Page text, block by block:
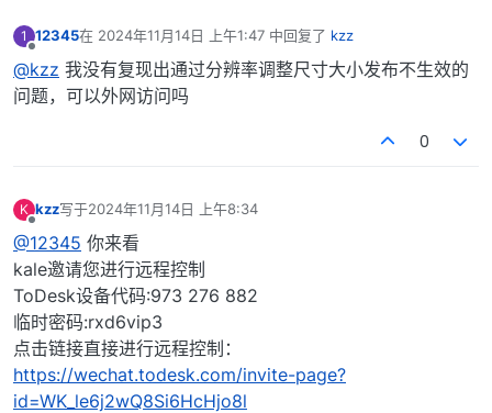
1 12345在 2024年11月14日 上午1:47 中回复了 kzz
最后由 编辑
@kzz 我没有复现出通过分辨率调整尺寸大小发布不生效的
问题，可以外网访问吗
0
K kzz写于2024年11月14日 上午8:34
最后由 编辑
@12345 你来看
kale邀请您进行远程控制
ToDesk设备代码:973 276 882
临时密码:rxd6vip3
点击链接直接进行远程控制：
https://wechat.todesk.com/invite-page?
id=WK_le6j2wQ8Si6HcHjo8l